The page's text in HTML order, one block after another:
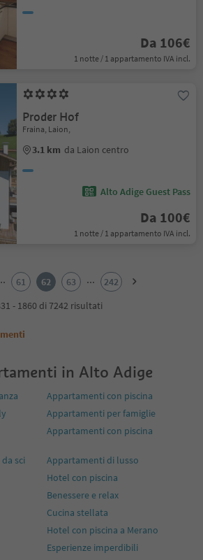
Da 106€
1 notte / 1 appartamento IVA incl.
Proder Hof
Fraina, Laion,
3.1 km da Laion centro
Alto Adige Guest Pass
Da 100€
1 notte / 1 appartamento IVA incl.
61 62 63 ...
242
- 1860 di 7242 risultati
in Alto Adige
Appartamenti con piscina
Appartamenti per famiglie
Appartamenti con piscina
sci
Appartamenti di lusso
Hotel con piscina
Benessere e relax
Cucina stellata
Hotel con piscina a Merano
Esperienze imperdibili